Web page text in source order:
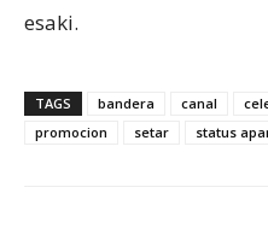
esaki.
TAGS bandera canal
promocion
setar status